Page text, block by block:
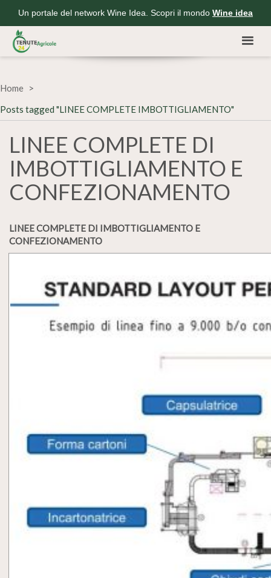
Un portale del network Wine Idea. Scopri il mondo Wine idea
Home
Posts tagged "LINEE COMPLETE IMBOTTIGLIAMENTO"
LINEE COMPLETE DI
IMBOTTIGLIAMENTO E
CONFEZIONAMENTO
LINEE COMPLETE DI IMBOTTIGLIAMENTO E
CONFEZIONAMENTO